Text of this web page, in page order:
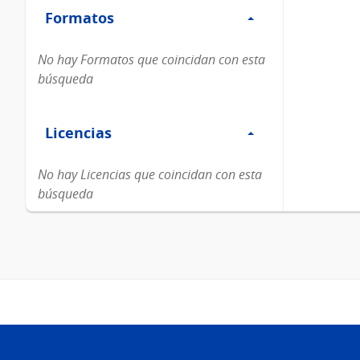
Formatos
Formatos
No hay Formatos que coincidan con esta
búsqueda
Licencias
Licencias
No hay Licencias que coincidan con esta
búsqueda